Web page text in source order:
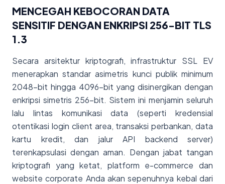
MENCEGAH KEBOCORAN DATA
SENSITIF DENGAN ENKRIPSI 256-BIT TLS
1.3
Secara arsitektur kriptografi, infrastruktur SSL EV
menerapkan standar asimetris kunci publik minimum
2048-bit hingga 4096-bit yang disinergikan dengan
enkripsi simetris 256-bit. Sistem ini menjamin seluruh
lalu lintas komunikasi data (seperti kredensial
otentikasi login client area, transaksi perbankan, data
kartu kredit, dan jalur API backend server)
terenkapsulasi dengan aman. Dengan jabat tangan
kriptografi yang ketat, platform e-commerce dan
website corporate Anda akan sepenuhnya kebal dari